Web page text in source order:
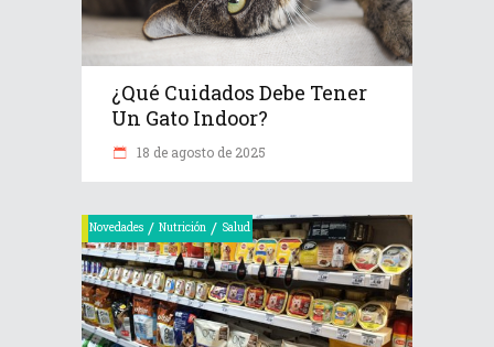
¿Qué Cuidados Debe Tener
Un Gato Indoor?
18 de agosto de 2025
Novedades / Nutrición / Salud